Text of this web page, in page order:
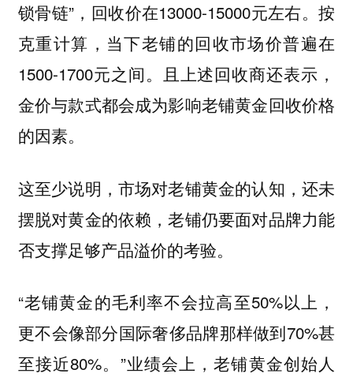
锁骨链”，回收价在13000-15000元左右。按
克重计算，当下老铺的回收市场价普遍在
1500-1700元之间。且上述回收商还表示，
金价与款式都会成为影响老铺黄金回收价格
的因素。
这至少说明，市场对老铺黄金的认知，还未
摆脱对黄金的依赖，老铺仍要面对品牌力能
否支撑足够产品溢价的考验。
“老铺黄金的毛利率不会拉高至50%以上，
更不会像部分国际奢侈品牌那样做到70%甚
至接近80%。”业绩会上，老铺黄金创始人